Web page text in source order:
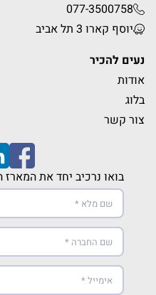
077-3500758
יוסף קארו 3 תל אביב
נעים להכיר
אודות
בלוג
צור קשר
בואו נרכיב יחד את